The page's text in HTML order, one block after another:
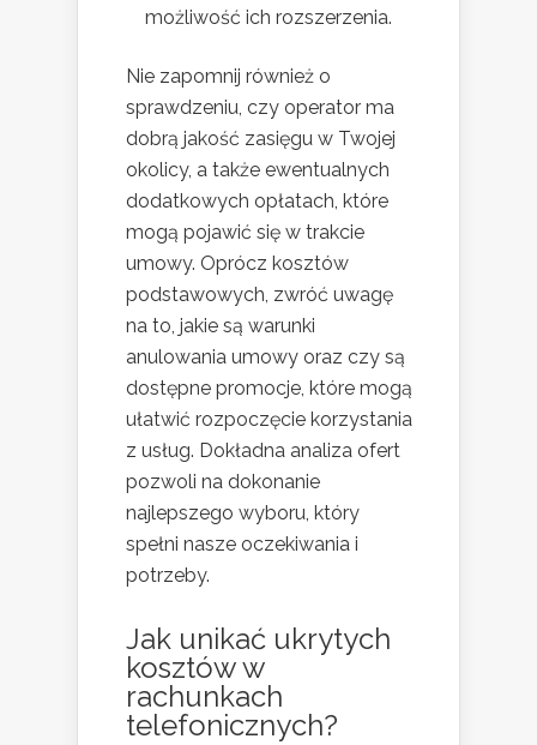
możliwość ich rozszerzenia.
Nie zapomnij również o
sprawdzeniu, czy operator ma
dobrą jakość zasięgu w Twojej
okolicy, a także ewentualnych
dodatkowych opłatach, które
mogą pojawić się w trakcie
umowy. Oprócz kosztów
podstawowych, zwróć uwagę
na to, jakie są warunki
anulowania umowy oraz czy są
dostępne promocje, które mogą
ułatwić rozpoczęcie korzystania
z usług. Dokładna analiza ofert
pozwoli na dokonanie
najlepszego wyboru, który
spełni nasze oczekiwania i
potrzeby.
Jak unikać ukrytych
kosztów w
rachunkach
telefonicznych?